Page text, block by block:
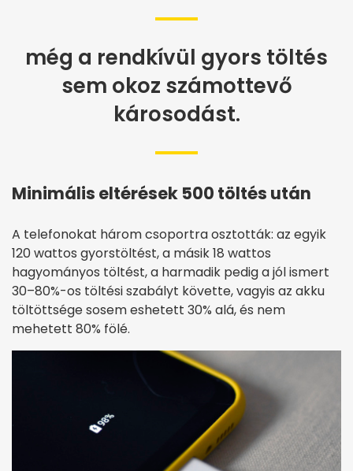
még a rendkívül gyors töltés
sem okoz számottevő
károsodást.
Minimális eltérések 500 töltés után
A telefonokat három csoportra osztották: az egyik
120 wattos gyorstöltést, a másik 18 wattos
hagyományos töltést, a harmadik pedig a jól ismert
30–80%-os töltési szabályt követte, vagyis az akku
töltöttsége sosem eshetett 30% alá, és nem
mehetett 80% fölé.